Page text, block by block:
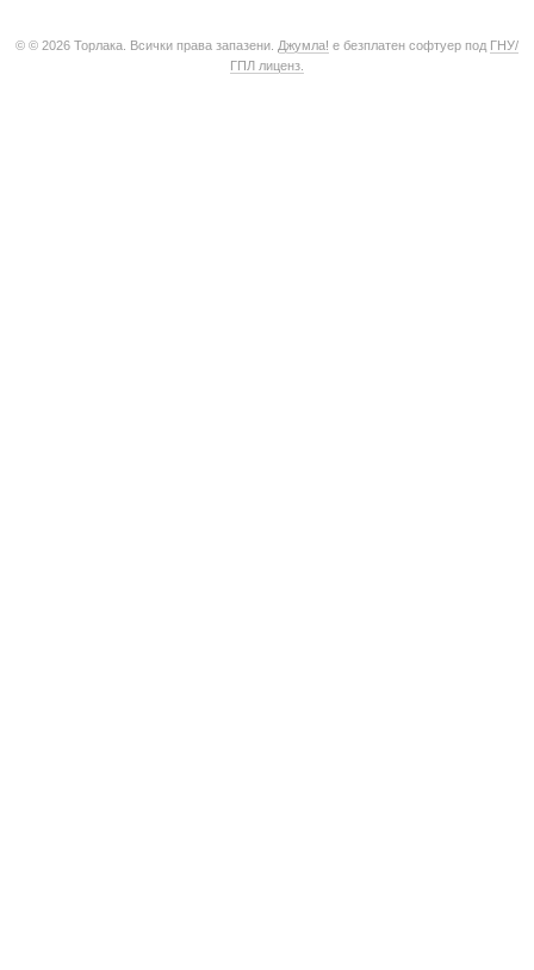
© © 2026 Торлака. Всички права запазени. Джумла! е безплатен софтуер под ГНУ/
ГПЛ лиценз.